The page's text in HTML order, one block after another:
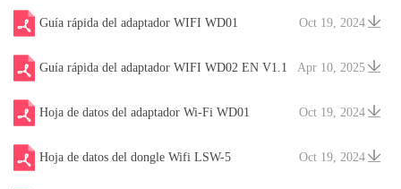
Oct 19, 2024
Guía rápida del adaptador WIFI WD01
Apr 10, 2025
Guía rápida del adaptador WIFI WD02 EN V1.1
250512 Oct 19, 2024
Hoja de datos del adaptador Wi-Fi WD01
Oct 19, 2024
Hoja de datos del dongle Wifi LSW-5